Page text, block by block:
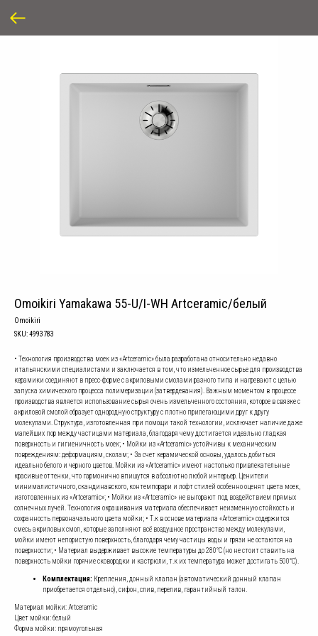
Omoikiri Yamakawa 55-U/I-WH Artceramic/белый
Omoikiri
SKU:4993783
• Технология производства моек из «Artceramic» была разработана относительно недавно
итальянскими специалистами и заключается в том, что измельченное сырье для производства
керамики соединяют в пресс-форме с акриловыми смолами разного типа и нагревают с целью
запуска химического процесса полимеризации (затвердевания). Важным моментом в процессе
производства является использование сырья очень измельченного состояния, которое в связке с
акриловой смолой образует однородную структуру с плотно прилегающими друг к другу
молекулами. Структура, изготовленная при помощи такой технологии, исключает наличие даже
малейших пор между частицами материала, благодаря чему достигается идеально гладкая
поверхность и гигиеничность моек; • Мойки из «Artceramic» устойчивы к механическим
повреждениям: деформациям, сколам; • За счет керамической основы, удалось добиться
идеально белого и черного цветов. Мойки из «Artceramic» имеют настолько привлекательные
красивые оттенки, что гармонично впишутся в абсолютно любой интерьер. Ценители
минималистичного, скандинавского, контемпорари и лофт стилей особенно оценят цвета моек,
изготовленных из «Artceramic»; • Мойки из «Artceramic» не выгорают под воздействием прямых
солнечных лучей. Технология окрашивания материала обеспечивает неизменную стойкость и
сохранность первоначального цвета мойки; • Т.к в основе материала «Artceramic» содержится
смесь акриловых смол, которые заполняют всё воздушное пространство между молекулами,
мойки имеют непористую поверхность, благодаря чему частицы воды и грязи не остаются на
поверхности; • Материал выдерживает высокие температуры до 280°С (но не стоит ставить на
поверхность мойки горячие сковородки и кастрюли, т.к их температура может достигать 500°С).
Комплектация: Крепления, донный клапан (автоматический донный клапан
приобретается отдельно), сифон, слив, перелив, гарантийный талон.
Материал мойки: Artceramic
Цвет мойки: белый
Форма мойки: прямоугольная